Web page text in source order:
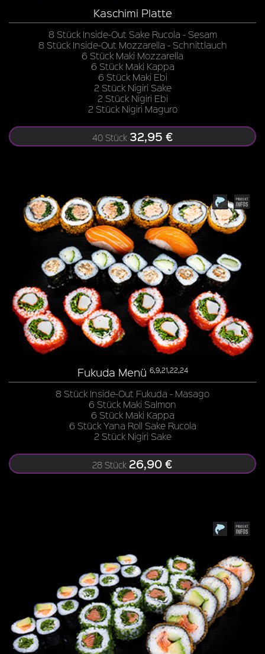
Kaschimi Platte
8 Stück Inside-Out Sake Rucola - Sesam
8 Stück Inside-Out Mozzarella - Schnittlauch
6 Stück Maki Mozzarella
6 Stück Maki Kappa
6 Stück Maki Ebi
2 Stück Nigiri Sake
2 Stück Nigiri Ebi
2 Stück Nigiri Maguro
40 Stück 32,95 €
Fukuda Menü 6,9,21,22,24
8 Stück Inside-Out Fukuda - Masago
6 Stück Maki Salmon
6 Stück Maki Kappa
6 Stück Yana Roll Sake Rucola
2 Stück Nigiri Sake
28 Stück 26,90 €